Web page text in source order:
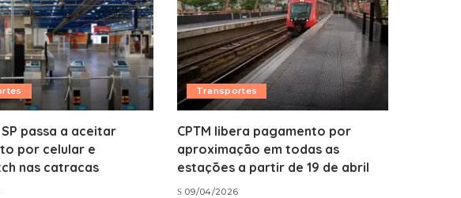
passa a aceitar
por celular e
nas catracas
Transportes
CPTM libera pagamento por
aproximação em todas as
estações a partir de 19 de abril
09/04/2026